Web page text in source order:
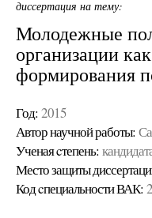
диссертация на тему:
Молодежные
организации
формирования
Год: 2015
Автор научной работы:
Ученая cтепень:
Место защиты
Код cпециальности ВАК: